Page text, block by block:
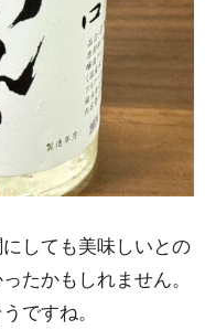
しても美味しいとの
たかもしれません。
ですね。